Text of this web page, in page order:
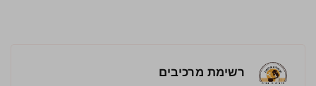
רשימת מרכיבים